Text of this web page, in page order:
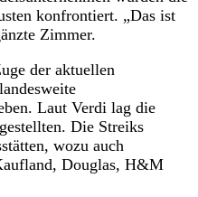
konfrontiert. „Das ist
Zimmer.
der aktuellen
Laut Verdi lag die
Die Streiks
wozu auch
Douglas, H&M